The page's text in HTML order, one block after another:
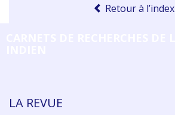
Retour à l’index
LA REVUE